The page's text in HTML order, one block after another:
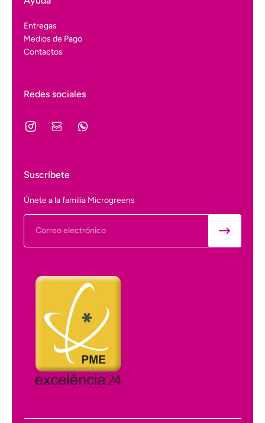
Entregas
Medios de Pago
Contactos
Redes sociales
Suscríbete
Únete a la familia Microgreens